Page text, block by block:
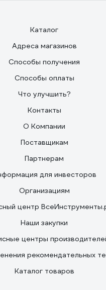
Каталог
Адреса магазинов
Способы получения
Способы оплаты
Что улучшить?
Контакты
О Компании
Поставщикам
Партнерам
для инвесторов
Организациям
центр
Наши закупки
центры
рекомендательных
Каталог товаров